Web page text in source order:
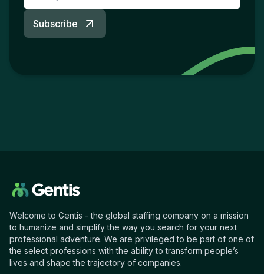
Subscribe
Welcome to Gentis - the global staffing company on a mission
to humanize and simplify the way you search for your next
professional adventure. We are privileged to be part of one of
the select professions with the ability to transform people’s
lives and shape the trajectory of companies.